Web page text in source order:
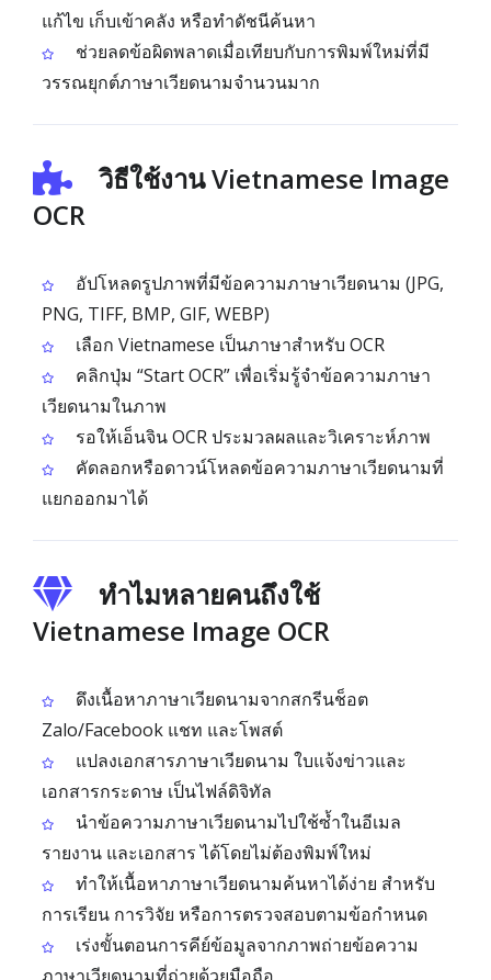
แก้ไข เก็บเข้าคลัง หรือทำดัชนีค้นหา
ช่วยลดข้อผิดพลาดเมื่อเทียบกับการพิมพ์ใหม่ที่มี
วรรณยุกต์ภาษาเวียดนามจำนวนมาก
วิธีใช้งาน Vietnamese Image
OCR
อัปโหลดรูปภาพที่มีข้อความภาษาเวียดนาม (JPG,
PNG, TIFF, BMP, GIF, WEBP)
เลือก Vietnamese เป็นภาษาสำหรับ OCR
คลิกปุ่ม “Start OCR” เพื่อเริ่มรู้จำข้อความภาษา
เวียดนามในภาพ
รอให้เอ็นจิน OCR ประมวลผลและวิเคราะห์ภาพ
คัดลอกหรือดาวน์โหลดข้อความภาษาเวียดนามที่
แยกออกมาได้
ทำไมหลายคนถึงใช้
Vietnamese Image OCR
ดึงเนื้อหาภาษาเวียดนามจากสกรีนช็อต
Zalo/Facebook แชท และโพสต์
แปลงเอกสารภาษาเวียดนาม ใบแจ้งข่าวและ
เอกสารกระดาษ เป็นไฟล์ดิจิทัล
นำข้อความภาษาเวียดนามไปใช้ซ้ำในอีเมล
รายงาน และเอกสาร ได้โดยไม่ต้องพิมพ์ใหม่
ทำให้เนื้อหาภาษาเวียดนามค้นหาได้ง่าย สำหรับ
การเรียน การวิจัย หรือการตรวจสอบตามข้อกำหนด
เร่งขั้นตอนการคีย์ข้อมูลจากภาพถ่ายข้อความ